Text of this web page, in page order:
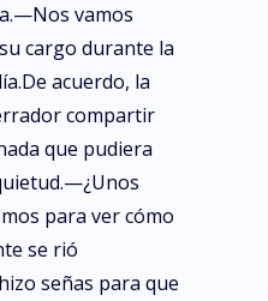
vamos
cargo durante la
acuerdo, la
compartir
que pudiera
para ver cómo
se rió
señas para que